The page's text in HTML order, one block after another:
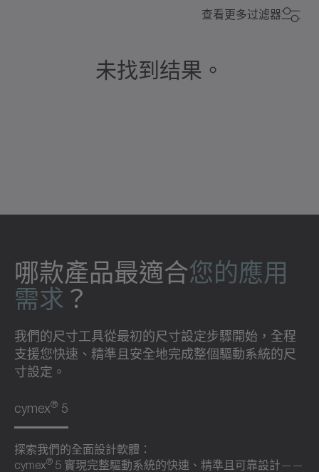
150
查看更多过滤器
未找到结果。
哪款產品最適合您的應用
需求 ？
我們的尺寸工具從最初的尺寸設定步驟開始，全程
支援您快速、精準且安全地完成整個驅動系統的尺
寸設定。
cymex® 5
探索我們的全面設計軟體：
cymex® 5 實現完整驅動系統的快速、精準且可靠設計——